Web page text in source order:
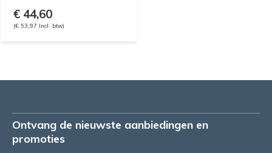
€ 44,60
(€ 53,97 Incl. btw)
Ontvang de nieuwste aanbiedingen en
promoties